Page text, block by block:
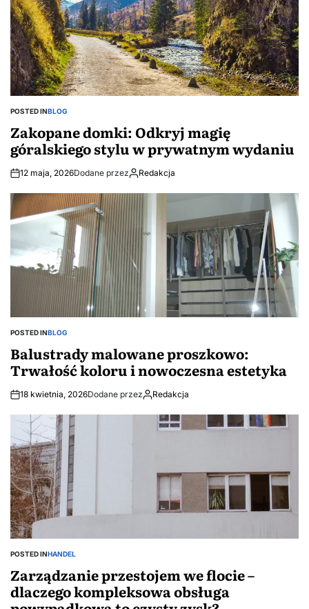
POSTED INBLOG
Zakopane domki: Odkryj magię
góralskiego stylu w prywatnym wydaniu
12 maja, 2026Dodane przez Redakcja
POSTED INBLOG
Balustrady malowane proszkowo:
Trwałość koloru i nowoczesna estetyka
18 kwietnia, 2026Dodane przez Redakcja
POSTED INHANDEL
Zarządzanie przestojem we flocie –
dlaczego kompleksowa obsługa